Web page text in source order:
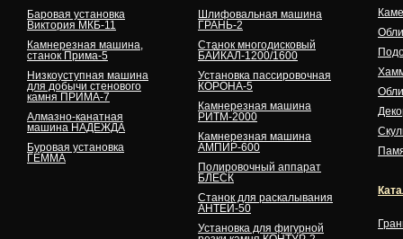
Баровая установка
Виктория МКБ-11
Камнерезная машина,
станок Прима-5
Низкоуступная машина
для добычи стенового
камня ПРИМА-7
Алмазно-канатная
машина НАДЕЖДА
Буровая установка
ГЕММА
Шлифовальная машина
ГРАНЬ-2
Станок многодисковый
БАЙКАЛ-1200/1600
Установка пассировочная
КОРОНА-5
Камнерезная машина
РИТМ-2000
Камнерезная машина
АМПИР-600
Полировочный аппарат
БЛЕСК
Станок для раскалывания
АНТЕЙ-50
Установка для фигурной